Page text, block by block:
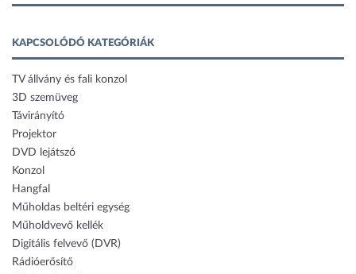
KAPCSOLÓDÓ KATEGÓRIÁK
TV állvány és fali konzol
3D szemüveg
Távirányító
Projektor
DVD lejátszó
Konzol
Hangfal
Műholdas beltéri egység
Műholdvevő kellék
Digitális felvevő (DVR)
Rádióerősítő